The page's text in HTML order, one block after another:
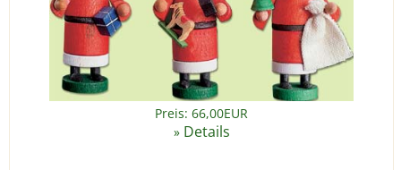
Preis: 66,00EUR
» Details